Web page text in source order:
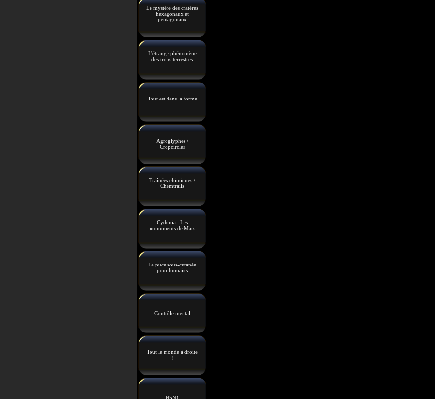
Le mystère des cratères
hexagonaux et
pentagonaux
L'étrange phénomène
des trous terrestres
Tout est dans la forme
Agroglyphes /
Cropcircles
Traînées chimiques /
Chemtrails
Cydonia : Les
monuments de Mars
La puce sous-cutanée
pour humains
Contrôle mental
Tout le monde à droite
!
H5N1